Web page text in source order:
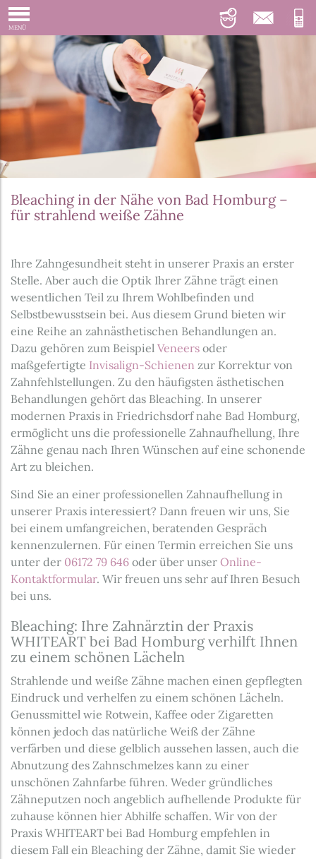
MENÜ
Bleaching in der Nähe von Bad Homburg –
für strahlend weiße Zähne
Ihre Zahngesundheit steht in unserer Praxis an erster
Stelle. Aber auch die Optik Ihrer Zähne trägt einen
wesentlichen Teil zu Ihrem Wohlbefinden und
Selbstbewusstsein bei. Aus diesem Grund bieten wir
eine Reihe an zahnästhetischen Behandlungen an.
Dazu gehören zum Beispiel Veneers oder
maßgefertigte Invisalign-Schienen zur Korrektur von
Zahnfehlstellungen. Zu den häufigsten ästhetischen
Behandlungen gehört das Bleaching. In unserer
modernen Praxis in Friedrichsdorf nahe Bad Homburg,
ermöglicht uns die professionelle Zahnaufhellung, Ihre
Zähne genau nach Ihren Wünschen auf eine schonende
Art zu bleichen.
Sind Sie an einer professionellen Zahnaufhellung in
unserer Praxis interessiert? Dann freuen wir uns, Sie
bei einem umfangreichen, beratenden Gespräch
kennenzulernen. Für einen Termin erreichen Sie uns
unter der 06172 79 646 oder über unser Online-
Kontaktformular. Wir freuen uns sehr auf Ihren Besuch
bei uns.
Bleaching: Ihre Zahnärztin der Praxis
WHITEART bei Bad Homburg verhilft Ihnen
zu einem schönen Lächeln
Strahlende und weiße Zähne machen einen gepflegten
Eindruck und verhelfen zu einem schönen Lächeln.
Genussmittel wie Rotwein, Kaffee oder Zigaretten
können jedoch das natürliche Weiß der Zähne
verfärben und diese gelblich aussehen lassen, auch die
Abnutzung des Zahnschmelzes kann zu einer
unschönen Zahnfarbe führen. Weder gründliches
Zähneputzen noch angeblich aufhellende Produkte für
zuhause können hier Abhilfe schaffen. Wir von der
Praxis WHITEART bei Bad Homburg empfehlen in
diesem Fall ein Bleaching der Zähne, damit Sie wieder